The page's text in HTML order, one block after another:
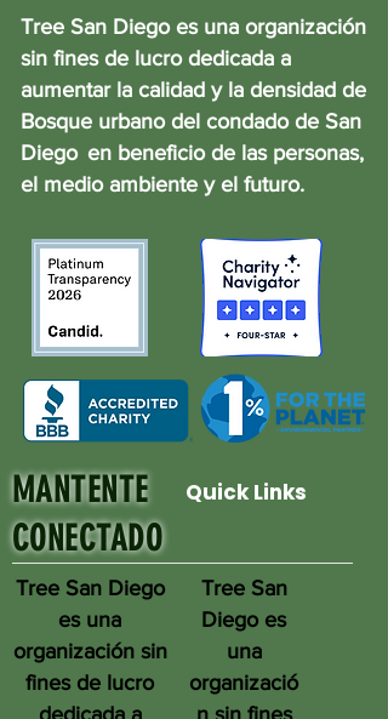
Tree San Diego es una organización
sin fines de lucro dedicada a
aumentar la calidad y la densidad de
Bosque urbano del condado de San
Diego en beneficio de las personas,
el medio ambiente y el futuro.
MANTENTE
CONECTADO
Quick Links
Tree San Diego
es una
organización sin
fines de lucro
dedicada a
Tree San
Diego es
una
organizació
n sin fines